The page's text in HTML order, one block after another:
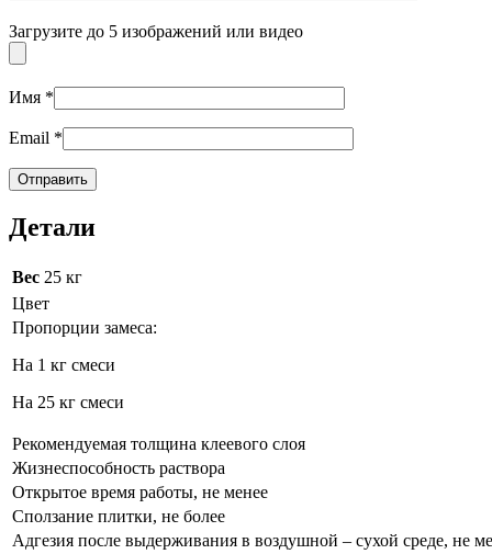
Загрузите до 5 изображений или видео
Имя *
Email *
Детали
Вес 25 кг
Цвет
Пропорции замеса:
На 1 кг смеси
На 25 кг смеси
Рекомендуемая толщина клеевого слоя
Жизнеспособность раствора
Открытое время работы, не менее
Сползание плитки, не более
Адгезия после выдерживания в воздушной – сухой среде, не